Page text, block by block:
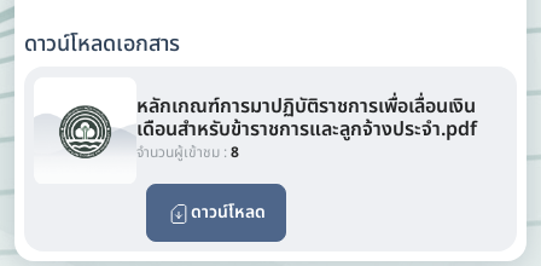
ดาวน์โหลดเอกสาร
หลักเกณฑ์การมาปฏิบัติราชการเพื่อเลื่อนเงิน
เดือนสำหรับข้าราชการและลูกจ้างประจำ.pdf
จำนวนผู้เข้าชม :8
ดาวน์โหลด